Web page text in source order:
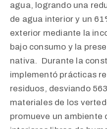
agua, logrando una
de agua interior y un
exterior mediante la
bajo consumo y la
nativa. ​ Durante la
implementó prácticas
residuos, desviando
materiales de los
promueve un ambiente